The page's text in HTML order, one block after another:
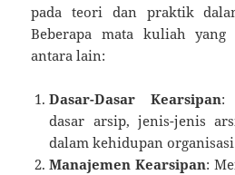
pada teori dan praktik
Beberapa mata kuliah yang
antara lain:
Dasar-Dasar Kearsipan:
dasar arsip, jenis-jenis
dalam kehidupan
Manajemen Kearsipan: